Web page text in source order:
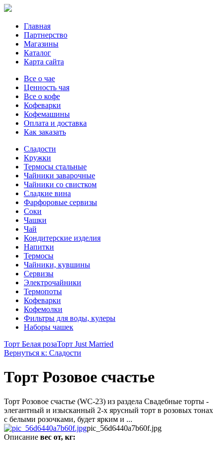
Главная
Партнерство
Магазины
Каталог
Карта сайта
Все о чае
Ценность чая
Все о кофе
Кофеварки
Кофемашины
Оплата и доставка
Как заказать
Сладости
Кружки
Термосы стальные
Чайники заварочные
Чайники со свистком
Сладкие вина
Фарфоровые сервизы
Соки
Чашки
Чай
Кондитерские изделия
Напитки
Термосы
Чайники, кувшины
Сервизы
Электрочайники
Термопоты
Кофеварки
Кофемолки
Фильтры для воды, кулеры
Наборы чашек
Торт Белая розаТорт Just Married
Вернуться к: Сладости
Торт Розовое счастье
Торт Розовое счастье (WC-23) из раздела Свадебные торты -
элегантный и изысканный 2-х ярусный торт в розовых тонах
с белыми розочками, будет ярким и ...
pic_56d6440a7b60f.jpg
Описание вес от, кг: